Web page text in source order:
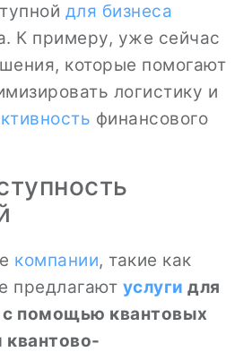
для бизнеса
К примеру, уже сейчас
которые помогают
логистику и
финансового
компании, такие как
предлагают услуги для
с помощью квантовых